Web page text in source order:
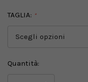
TAGLIA: *
Disponibilità
Quantità: